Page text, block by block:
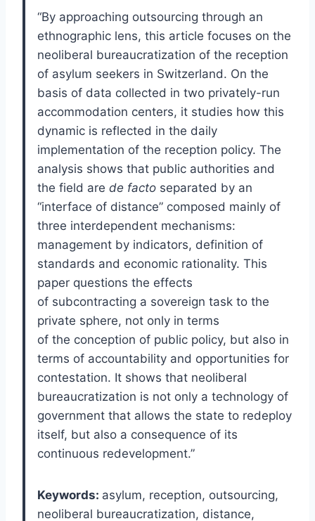
“By approaching outsourcing through an
ethnographic lens, this article focuses on the
neoliberal bureaucratization of the reception
of asylum seekers in Switzerland. On the
basis of data collected in two privately-run
accommodation centers, it studies how this
dynamic is reflected in the daily
implementation of the reception policy. The
analysis shows that public authorities and
the field are de factoseparated by an
“interface of distance” composed mainly of
three interdependent mechanisms:
management by indicators, definition of
standards and economic rationality. This
paper questions the effects
of subcontracting a sovereign task to the
private sphere, not only in terms
of the conception of public policy, but also in
terms of accountability and opportunities for
contestation. It shows that neoliberal
bureaucratization is not only a technology of
government that allows the state to redeploy
itself, but also a consequence of its
continuous redevelopment.”
Keywords: asylum, reception, outsourcing,
neoliberal bureaucratization, distance,